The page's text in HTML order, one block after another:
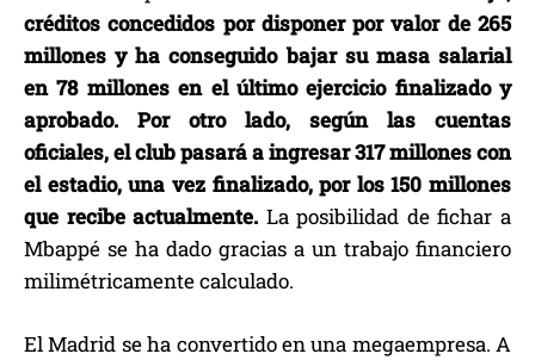
créditos concedidos por disponer por valor de 265
millones y ha conseguido bajar su masa salarial
en 78 millones en el último ejercicio finalizado y
aprobado. Por otro lado, según las cuentas
oficiales, el club pasará a ingresar 317 millones con
el estadio, una vez finalizado, por los 150 millones
que recibe actualmente. La posibilidad de fichar a
Mbappé se ha dado gracias a un trabajo financiero
milimétricamente calculado.
El Madrid se ha convertido en una megaempresa. A